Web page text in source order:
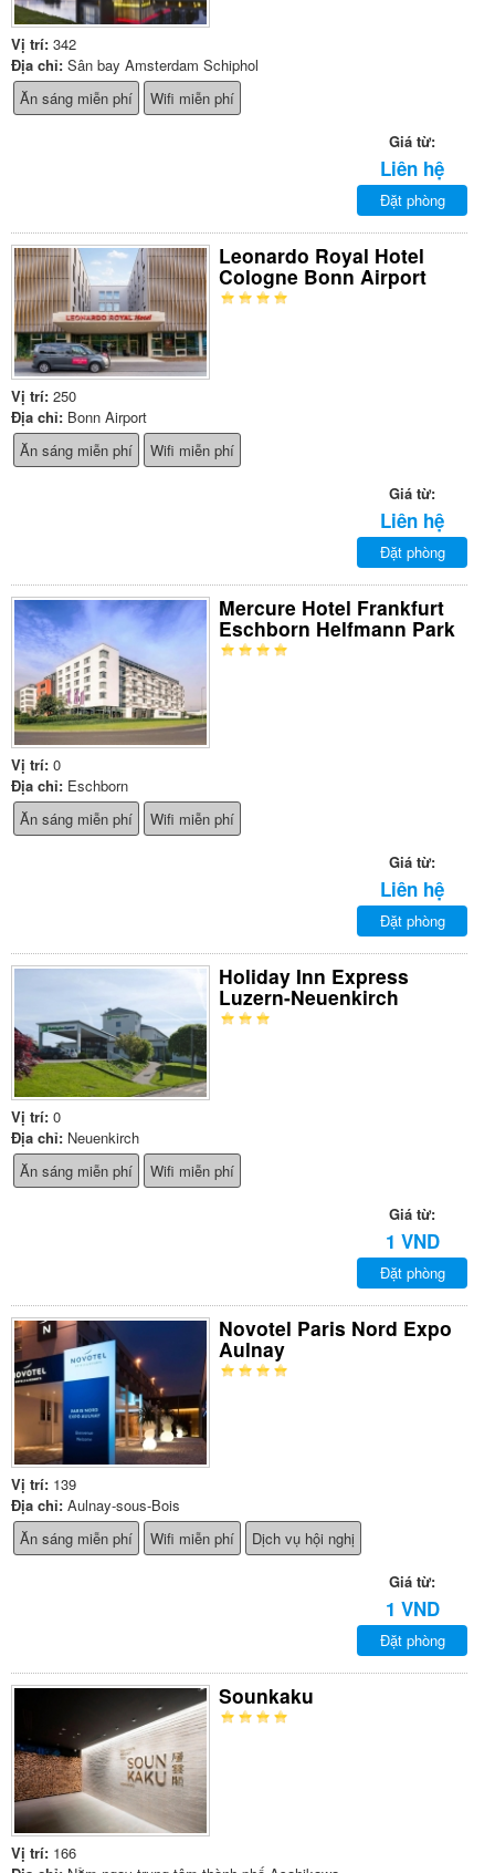
Vị trí: 342
Địa chỉ: Sân bay Amsterdam Schiphol
Ăn sáng miễn phí
Wifi miễn phí
Giá từ:
Liên hệ
Đặt phòng
Leonardo Royal Hotel
Cologne Bonn Airport
Vị trí: 250
Địa chỉ: Bonn Airport
Ăn sáng miễn phí
Wifi miễn phí
Giá từ:
Liên hệ
Đặt phòng
Mercure Hotel Frankfurt
Eschborn Helfmann Park
Vị trí: 0
Địa chỉ: Eschborn
Ăn sáng miễn phí
Wifi miễn phí
Giá từ:
Liên hệ
Đặt phòng
Holiday Inn Express
Luzern-Neuenkirch
Vị trí: 0
Địa chỉ: Neuenkirch
Ăn sáng miễn phí
Wifi miễn phí
Giá từ:
1 VND
Đặt phòng
Novotel Paris Nord Expo
Aulnay
Vị trí: 139
Địa chỉ: Aulnay-sous-Bois
Ăn sáng miễn phí
Wifi miễn phí Dịch vụ hội nghị
Giá từ:
1 VND
Đặt phòng
Sounkaku
Vị trí: 166